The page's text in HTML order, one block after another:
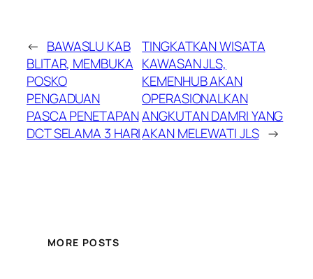
← BAWASLU KAB
BLITAR, MEMBUKA
POSKO
PENGADUAN
PASCA PENETAPAN
DCT SELAMA 3 HARI
TINGKATKAN WISATA
KAWASAN JLS,
KEMENHUB AKAN
OPERASIONALKAN
ANGKUTAN DAMRI YANG
AKAN MELEWATI JLS →
MORE POSTS